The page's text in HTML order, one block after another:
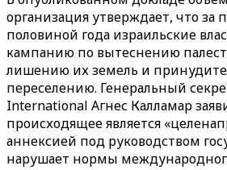
организация утверждает, что за
половиной года израильские
кампанию по вытеснению
лишению их земель и
переселению. Генеральный
International Агнес Калламар
происходящее является
аннексией под руководством
нарушает нормы